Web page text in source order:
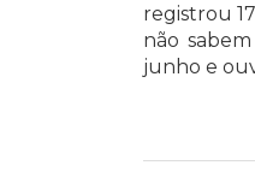
registrou
não
junho e